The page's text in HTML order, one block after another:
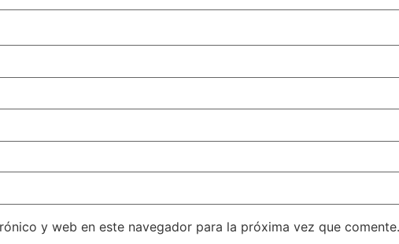
y web en este navegador para la próxima vez que comente.